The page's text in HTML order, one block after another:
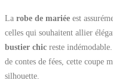
La robe de mariée est
celles qui souhaitent allier
bustier chic reste
de contes de fées, cette coupe
silhouette.